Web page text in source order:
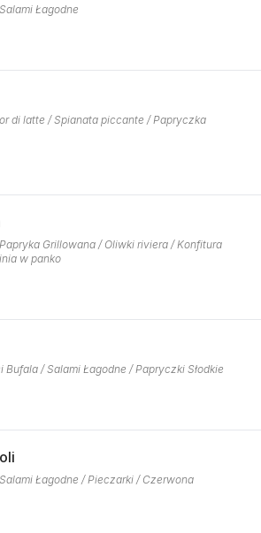
Łagodne
di latte / Spianata piccante / Papryczka
Grillowana / Oliwki riviera / Konfitura
w panko
/ Salami Łagodne / Papryczki Słodkie
Łagodne / Pieczarki / Czerwona